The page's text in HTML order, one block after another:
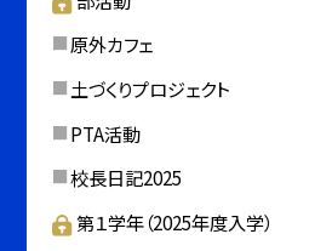
原外カフェ
土づくりプロジェクト
PTA活動
校長日記2025
第１学年（2025年度入学）